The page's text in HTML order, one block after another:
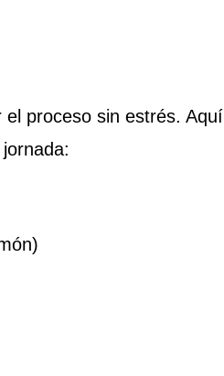
proceso sin estrés. Aquí